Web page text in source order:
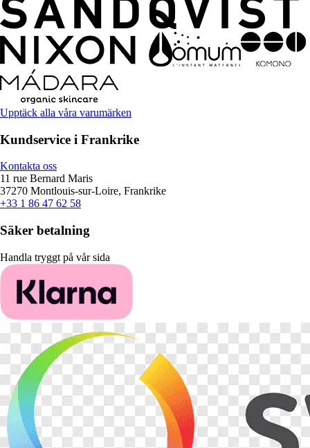
Upptäck alla våra varumärken
Kundservice i Frankrike
Kontakta oss
11 rue Bernard Maris
37270 Montlouis-sur-Loire, Frankrike
+33 1 86 47 62 58
Säker betalning
Handla tryggt på vår sida